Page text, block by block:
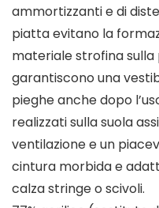
ammortizzanti e di
piatta evitano la
materiale strofina sulla
garantiscono una
pieghe anche dopo
realizzati sulla suola
ventilazione e un
cintura morbida e
calza stringe o scivoli.